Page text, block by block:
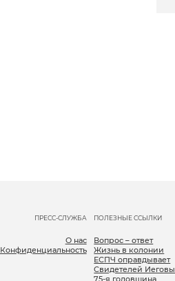
ПРЕСС-СЛУЖБА
О нас
Конфиденциальность
ПОЛЕЗНЫЕ ССЫЛКИ
Вопрос – ответ
Жизнь в колонии
ЕСПЧ оправдывает
Свидетелей Иеговы